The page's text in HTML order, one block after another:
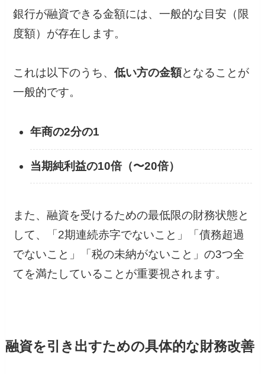
銀行が融資できる金額には、一般的な目安（限
度額）が存在します。
これは以下のうち、低い方の金額となることが
一般的です。
年商の2分の1
当期純利益の10倍（〜20倍）
また、融資を受けるための最低限の財務状態と
して、「2期連続赤字でないこと」「債務超過
でないこと」「税の未納がないこと」の3つ全
てを満たしていることが重要視されます。
融資を引き出すための具体的な財務改善